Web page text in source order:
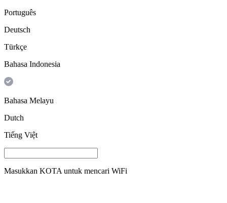
Português
Deutsch
Türkçe
Bahasa Indonesia
Bahasa Melayu
Dutch
Tiếng Việt
Masukkan KOTA untuk mencari WiFi